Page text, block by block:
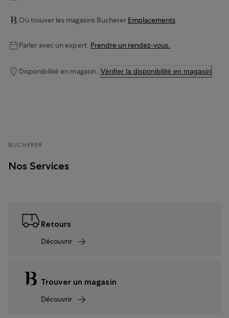
Où trouver les magasins Bucherer Emplacements
Parler avec un expert. Prendre un rendez-vous.
Disponibilité en magasin. Vérifier la disponibilité en magasin
BUCHERER
Nos Services
Retours
Découvrir
Trouver un magasin
Découvrir